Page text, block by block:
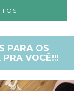
PARA OS
VOCÊ!!!